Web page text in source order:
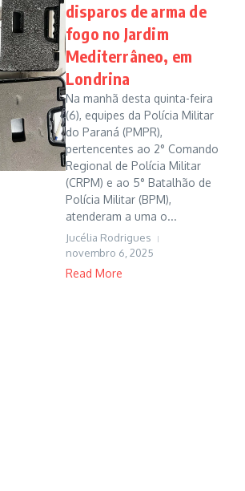
disparos de arma de
fogo no Jardim
Mediterrâneo, em
Londrina
Na manhã desta quinta-feira
(6), equipes da Polícia Militar
do Paraná (PMPR),
pertencentes ao 2° Comando
Regional de Polícia Militar
(CRPM) e ao 5° Batalhão de
Polícia Militar (BPM),
atenderam a uma o...
Jucélia Rodrigues
novembro 6, 2025
Read More